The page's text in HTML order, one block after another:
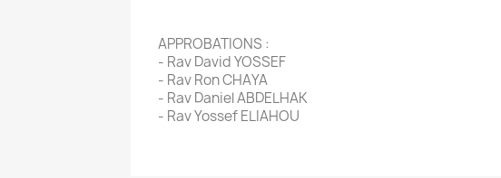
APPROBATIONS :
- Rav David YOSSEF
- Rav Ron CHAYA
- Rav Daniel ABDELHAK
- Rav Yossef ELIAHOU